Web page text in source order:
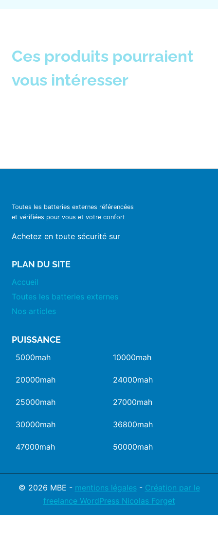
Ces produits pourraient
vous intéresser
Toutes les batteries externes référencées
et vérifiées pour vous et votre confort
Achetez en toute sécurité sur
PLAN DU SITE
Accueil
Toutes les batteries externes
Nos articles
PUISSANCE
5000mah 10000mah
20000mah 24000mah
25000mah 27000mah
30000mah 36800mah
47000mah 50000mah
© 2026 MBE - mentions légales- Création par le
freelance WordPress Nicolas Forget